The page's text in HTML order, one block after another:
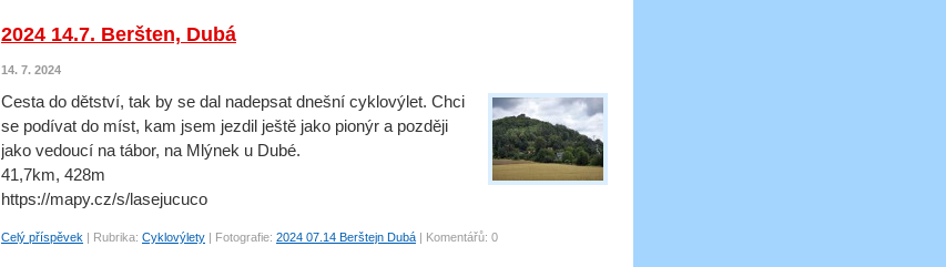
2024 14.7. Beršten, Dubá
14. 7. 2024
Cesta do dětství, tak by se dal nadepsat dnešní cyklovýlet. Chci
se podívat do míst, kam jsem jezdil ještě jako pionýr a později
jako vedoucí na tábor, na Mlýnek u Dubé.
41,7km, 428m
https://mapy.cz/s/lasejucuco
Celý příspěvek | Rubrika: Cyklovýlety | Fotografie: 2024 07.14 Berštejn Dubá | Komentářů: 0